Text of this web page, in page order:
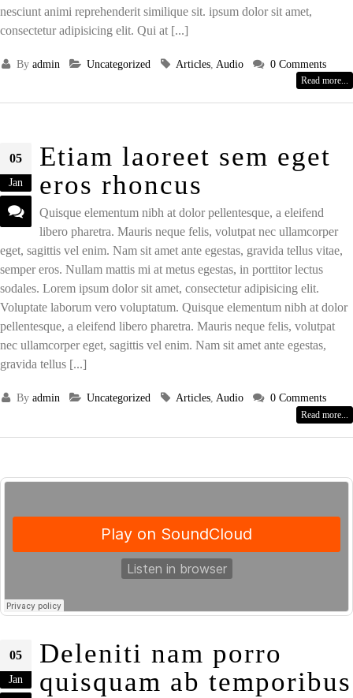
nesciunt animi reprehenderit similique sit. ipsum dolor sit amet,
consectetur adipisicing elit. Qui at [...]
Byadmin Uncategorized Articles Audio 0 Comments
Read more...
05
Jan
Etiam laoreet sem eget
eros rhoncus
Quisque elementum nibh at dolor pellentesque, a eleifend
libero pharetra. Mauris neque felis, volutpat nec ullamcorper
eget, sagittis vel enim. Nam sit amet ante egestas, gravida tellus vitae,
semper eros. Nullam mattis mi at metus egestas, in porttitor lectus
sodales. Lorem ipsum dolor sit amet, consectetur adipisicing elit.
Voluptate laborum vero voluptatum. Quisque elementum nibh at dolor
pellentesque, a eleifend libero pharetra. Mauris neque felis, volutpat
nec ullamcorper eget, sagittis vel enim. Nam sit amet ante egestas,
gravida tellus [...]
Byadmin Uncategorized Articles,Audio 0 Comments
Read more...
05
Jan
Deleniti nam porro
quisquam ab temporibus